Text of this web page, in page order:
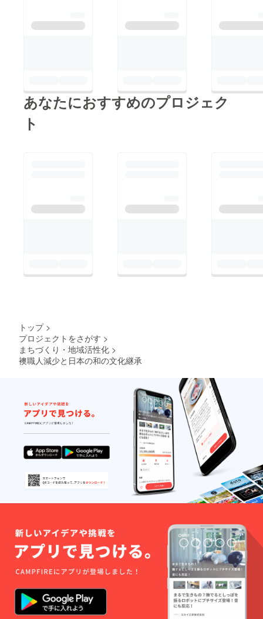
あなたにおすすめのプロジェク
ト
トップ >
プロジェクトをさがす >
まちづくり・地域活性化 >
襖職人減少と日本の和の文化継承